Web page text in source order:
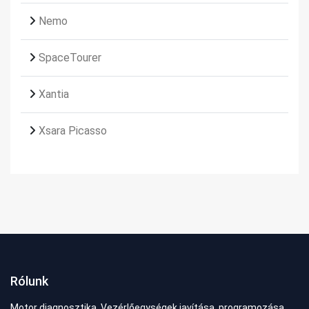
Nemo
SpaceTourer
Xantia
Xsara Picasso
Rólunk